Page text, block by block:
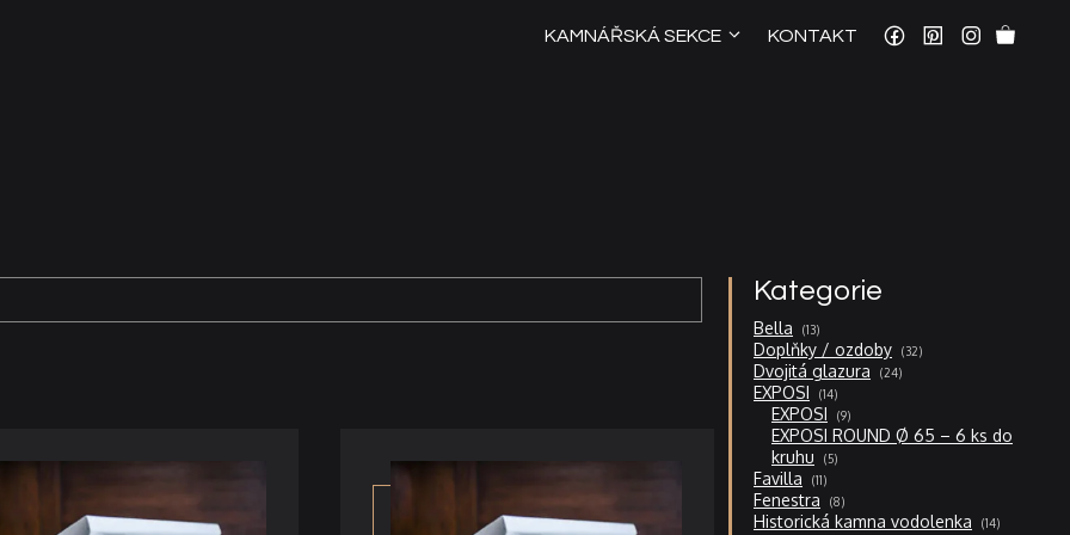
KAMNÁŘSKÁ SEKCE KONTAKT
Kategorie
Bella 1313
produktů
Doplňky / ozdoby 3232
produktů
Dvojitá glazura 2424
produktů
EXPOSI 1414
produktů
EXPOSI 99
produktů
EXPOSI ROUND Ø 65 – 6 ks do
kruhu
55
produktů
Favilla 1111
produktů
Fenestra 88
produktů
Historická kamna vodolenka 1414